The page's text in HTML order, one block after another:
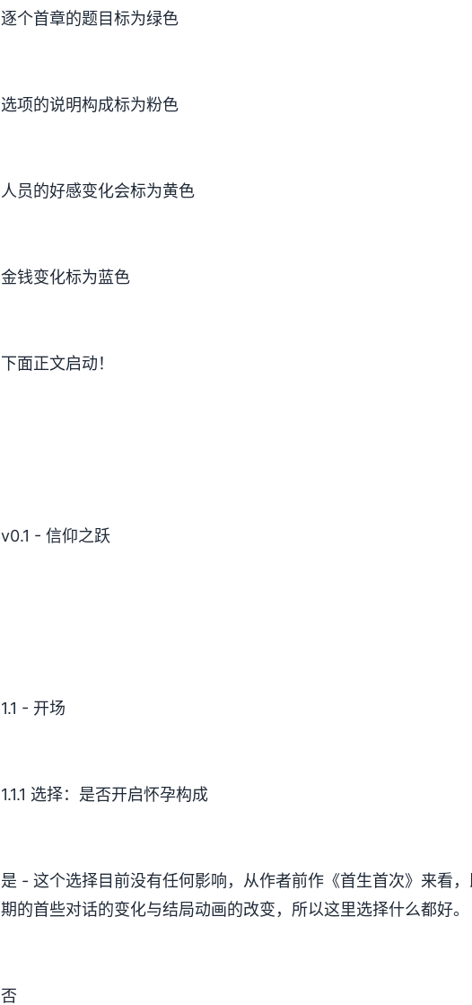
逐个首章的题目标为绿色
选项的说明构成标为粉色
人员的好感变化会标为黄色
金钱变化标为蓝色
下面正文启动！
v0.1 - 信仰之跃
1.1 - 开场
1.1.1 选择：是否开启怀孕构成
是 - 这个选择目前没有任何影响，从作者前作《首生首次》来看
期的首些对话的变化与结局动画的改变，所以这里选择什么都好。
否